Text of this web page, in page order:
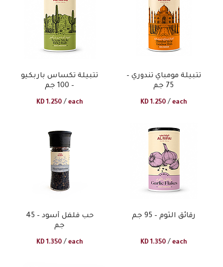
تتبيلة تكساس باربكيو
– 100 جم​
KD 1.250 / each
تتبيلة مومباي تندوري –
75 جم​
KD 1.250 / each
حب فلفل أسود – 45
جم
KD 1.350 / each
رقائق الثوم – 95 جم​
KD 1.350 / each